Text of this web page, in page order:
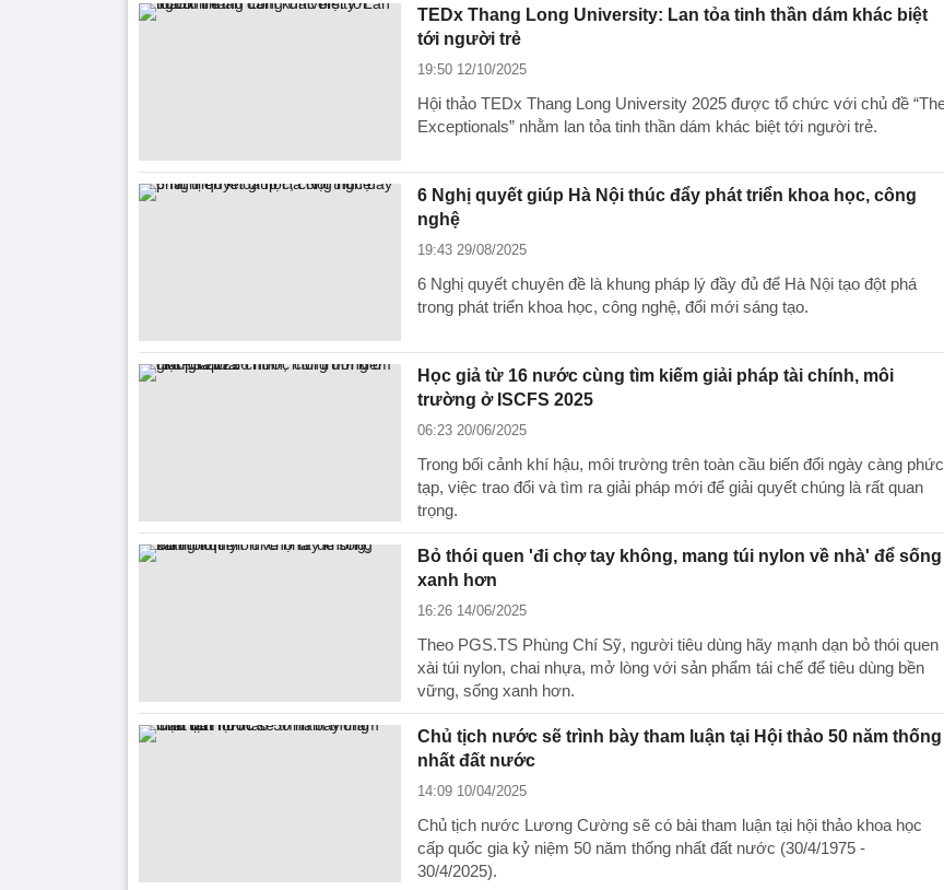
TEDx Thang Long University: Lan tỏa tinh thần dám khác biệt
tới người trẻ
19:50 12/10/2025
Hội thảo TEDx Thang Long University 2025 được tổ chức với chủ đề
Exceptionals” nhằm lan tỏa tinh thần dám khác biệt tới người trẻ.
6 Nghị quyết giúp Hà Nội thúc đẩy phát triển khoa học, công
nghệ
19:43 29/08/2025
6 Nghị quyết chuyên đề là khung pháp lý đầy đủ để Hà Nội tạo đột phá
trong phát triển khoa học, công nghệ, đổi mới sáng tạo.
Học giả từ 16 nước cùng tìm kiếm giải pháp tài chính, môi
trường ở ISCFS 2025
06:23 20/06/2025
Trong bối cảnh khí hậu, môi trường trên toàn cầu biến đổi ngày càng phức
tạp, việc trao đổi và tìm ra giải pháp mới để giải quyết chúng là rất quan
trọng.
Bỏ thói quen 'đi chợ tay không, mang túi nylon về nhà' để sống
xanh hơn
16:26 14/06/2025
Theo PGS.TS Phùng Chí Sỹ, người tiêu dùng hãy mạnh dạn bỏ thói quen
xài túi nylon, chai nhựa, mở lòng với sản phẩm tái chế để tiêu dùng bền
vững, sống xanh hơn.
Chủ tịch nước sẽ trình bày tham luận tại Hội thảo 50 năm thống
nhất đất nước
14:09 10/04/2025
Chủ tịch nước Lương Cường sẽ có bài tham luận tại hội thảo khoa học
cấp quốc gia kỷ niệm 50 năm thống nhất đất nước (30/4/1975 -
30/4/2025).